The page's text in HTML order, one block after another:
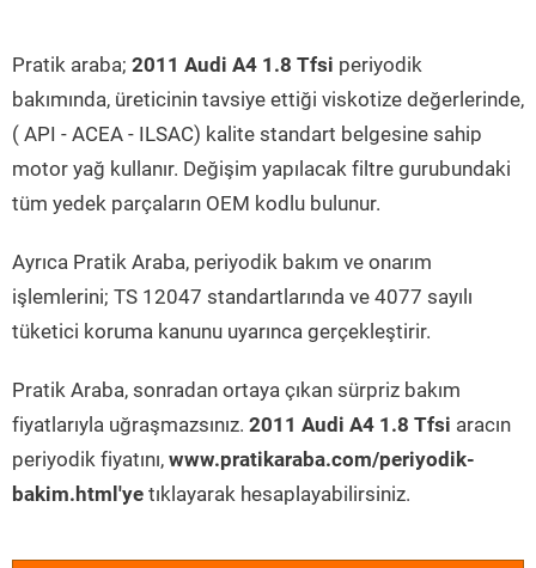
Pratik araba; 2011 Audi A4 1.8 Tfsi periyodik
bakımında, üreticinin tavsiye ettiği viskotize değerlerinde,
( API - ACEA - ILSAC) kalite standart belgesine sahip
motor yağ kullanır. Değişim yapılacak filtre gurubundaki
tüm yedek parçaların OEM kodlu bulunur.
Ayrıca Pratik Araba, periyodik bakım ve onarım
işlemlerini; TS 12047 standartlarında ve 4077 sayılı
tüketici koruma kanunu uyarınca gerçekleştirir.
Pratik Araba, sonradan ortaya çıkan sürpriz bakım
fiyatlarıyla uğraşmazsınız. 2011 Audi A4 1.8 Tfsi aracın
periyodik fiyatını, www.pratikaraba.com/periyodik-
bakim.html'ye tıklayarak hesaplayabilirsiniz.